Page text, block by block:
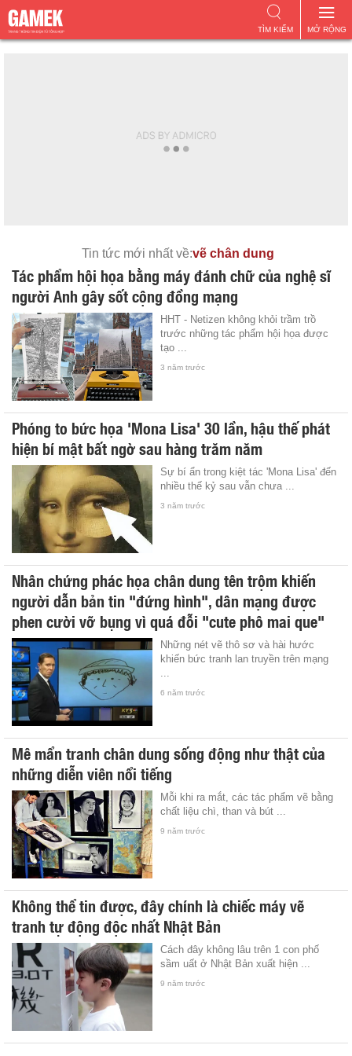
MỞ RỘNG
TÌM KIẾM
Tin tức mới nhất về:vẽ chân dung
Tác phẩm hội họa bằng máy đánh chữ của nghệ sĩ
người Anh gây sốt cộng đồng mạng
HHT - Netizen không khỏi trầm trồ
trước những tác phẩm hội họa được
tạo ...
3 năm trước
Phóng to bức họa 'Mona Lisa' 30 lần, hậu thế phát
hiện bí mật bất ngờ sau hàng trăm năm
Sự bí ẩn trong kiệt tác 'Mona Lisa' đến
nhiều thế kỷ sau vẫn chưa ...
3 năm trước
Nhân chứng phác họa chân dung tên trộm khiến
người dẫn bản tin "đứng hình", dân mạng được
phen cười vỡ bụng vì quá đỗi "cute phô mai que"
Những nét vẽ thô sơ và hài hước
khiến bức tranh lan truyền trên mạng
6 năm trước
Mê mẩn tranh chân dung sống động như thật của
những diễn viên nổi tiếng
Mỗi khi ra mắt, các tác phẩm vẽ bằng
chất liệu chì, than và bút ...
9 năm trước
Không thể tin được, đây chính là chiếc máy vẽ
tranh tự động độc nhất Nhật Bản
Cách đây không lâu trên 1 con phố
sầm uất ở Nhật Bản xuất hiện ...
9 năm trước